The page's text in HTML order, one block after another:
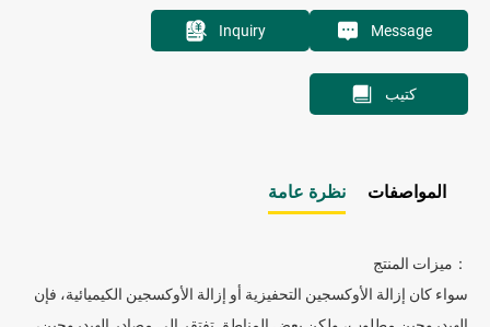
Inquiry Message
كتيب
نظرة عامة المواصفات
ميزات المنتج：
سواء كان إزالة الأوكسجين التحفيزية أو إزالة الأوكسجين الكيميائية، فإن